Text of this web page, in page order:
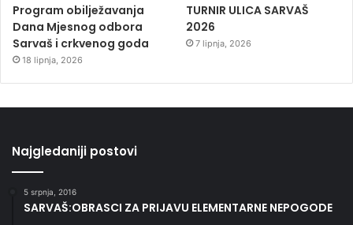
Program obilježavanja
Dana Mjesnog odbora
Sarvaš i crkvenog goda
18 lipnja, 2026
TURNIR ULICA SARVAŠ
2026
7 lipnja, 2026
Najgledaniji postovi
5 srpnja, 2016
SARVAŠ:OBRASCI ZA PRIJAVU ELEMENTARNE NEPOGODE